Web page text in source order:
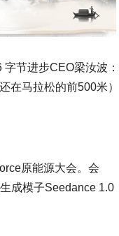
节进步CEO梁汝波：
在马拉松的前500米）
原能源大会。会
成模子Seedance 1.0